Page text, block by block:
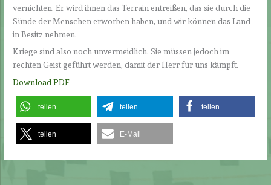
vernichten. Er wird ihnen das Terrain entreißen, das sie durch die
Sünde der Menschen erworben haben, und wir können das Land
in Besitz nehmen.
Kriege sind also noch unvermeidlich. Sie müssen jedoch im
rechten Geist geführt werden, damit der Herr für uns kämpft.
Download PDF
teilen teilen teilen
teilen E-Mail